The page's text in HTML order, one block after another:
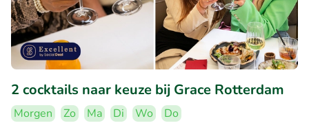
2 cocktails naar keuze bij Grace Rotterdam
Morgen Zo Ma Di Wo
Do